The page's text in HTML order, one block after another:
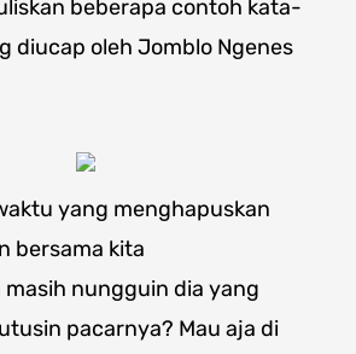
beberapa contoh kata-
diucap oleh Jomblo Ngenes
yang menghapuskan
bersama kita
masih nungguin dia yang
pacarnya? Mau aja di